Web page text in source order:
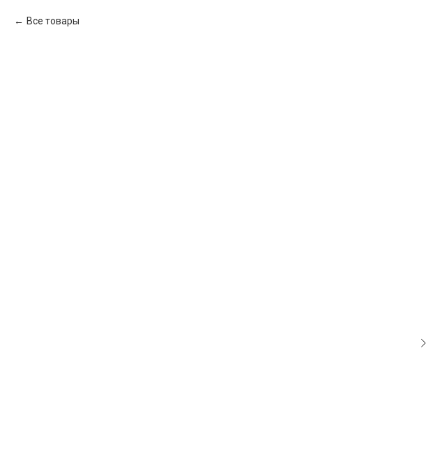
Все товары